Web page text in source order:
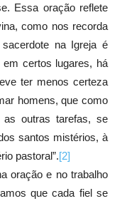
Essa oração reflete
como nos recorda
na Igreja é
certos lugares, há
ter menos certeza
homens, que como
as outras tarefas, se
santos mistérios, à
pastoral”.[2]
oração e no trabalho
que cada fiel se